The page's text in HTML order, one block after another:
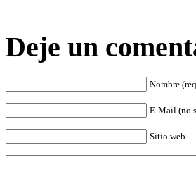
Deje un
Nombre
E-Mail (no
Sitio web